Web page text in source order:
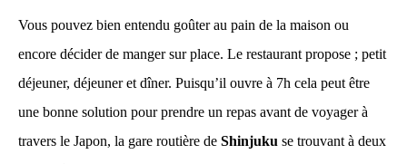
Vous pouvez bien entendu goûter au pain de la maison ou
encore décider de manger sur place. Le restaurant propose ; petit
déjeuner, déjeuner et dîner. Puisqu’il ouvre à 7h cela peut être
une bonne solution pour prendre un repas avant de voyager à
travers le Japon, la gare routière de Shinjuku se trouvant à deux